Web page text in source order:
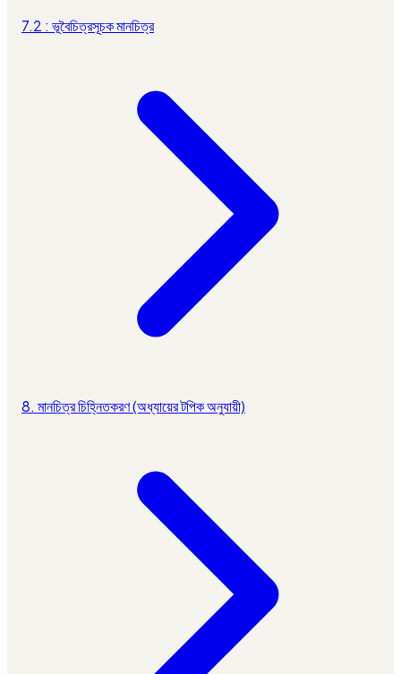
7.2 : ভূবৈচিত্রসূচক মানচিত্র
8. মানচিত্র চিহ্নিতকরণ (অধ্যায়ের টপিক অনুযায়ী)